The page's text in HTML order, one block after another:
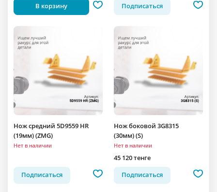
В корзину
Подписаться
Нож средний 5D9559 HR
(19мм) (ZMG)
Нет в наличии
Подписаться
Нож боковой 3G8315
(30мм) (S)
Нет в наличии
45 120 тенге
Подписаться